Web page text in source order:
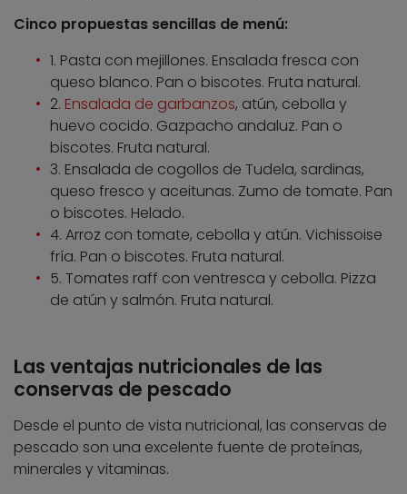
Cinco propuestas sencillas de menú:
1. Pasta con mejillones. Ensalada fresca con
queso blanco. Pan o biscotes. Fruta natural.
2. Ensalada de garbanzos, atún, cebolla y
huevo cocido. Gazpacho andaluz. Pan o
biscotes. Fruta natural.
3. Ensalada de cogollos de Tudela, sardinas,
queso fresco y aceitunas. Zumo de tomate. Pan
o biscotes. Helado.
4. Arroz con tomate, cebolla y atún. Vichissoise
fría. Pan o biscotes. Fruta natural.
5. Tomates raff con ventresca y cebolla. Pizza
de atún y salmón. Fruta natural.
Las ventajas nutricionales de las
conservas de pescado
Desde el punto de vista nutricional, las conservas de
pescado son una excelente fuente de proteínas,
minerales y vitaminas.